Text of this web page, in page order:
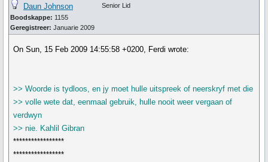
Daun Johnson
Boodskappe: 1155
Geregistreer: Januarie 2009
Senior Lid
On Sun, 15 Feb 2009 14:55:58 +0200, Ferdi wrote:
>> Woorde is tydloos, en jy moet hulle uitspreek of neerskryf met die
>> volle wete dat, eenmaal gebruik, hulle nooit weer vergaan of
verdwyn
>> nie. Kahlil Gibran
*****************
*****************